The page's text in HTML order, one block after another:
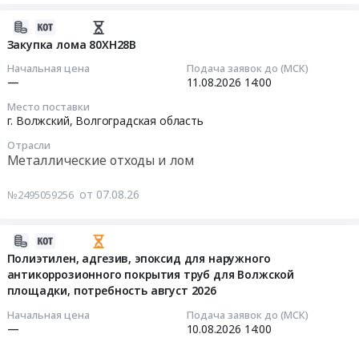
2 1,2-
Закупка лома 80ХН28В
Начальная цена
—
Подача заявок до (МСК)
11.08.2026 14:00
Место поставки
г. Волжский, Волгоградская область
Отрасли
Металлические отходы и лом
№2495059256 от 07.08.26
Полиэтилен, адгезив, эпоксид для наружного
антикоррозионного покрытия труб для Волжской
площадки, потребность август 2026
Начальная цена
—
Подача заявок до (МСК)
10.08.2026 14:00